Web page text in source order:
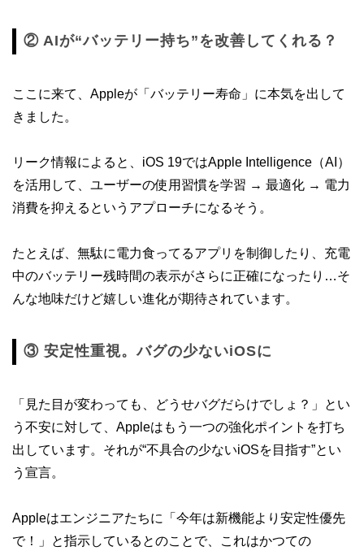
② AIが“バッテリー持ち”を改善してくれる？
ここに来て、Appleが「バッテリー寿命」に本気を出して
きました。
リーク情報によると、iOS 19ではApple Intelligence（AI）
を活用して、ユーザーの使用習慣を学習 → 最適化 → 電力
消費を抑えるというアプローチになるそう。
たとえば、無駄に電力食ってるアプリを制御したり、充電
中のバッテリー残時間の表示がさらに正確になったり…そ
んな地味だけど嬉しい進化が期待されています。
③ 安定性重視。バグの少ないiOSに
「見た目が変わっても、どうせバグだらけでしょ？」とい
う不安に対して、Appleはもう一つの強化ポイントを打ち
出しています。それが“不具合の少ないiOSを目指す”とい
う宣言。
Appleはエンジニアたちに「今年は新機能より安定性優先
で！」と指示しているとのことで、これはかつての